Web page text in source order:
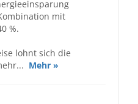
mit
%.
lohnt sich die
Mehr »